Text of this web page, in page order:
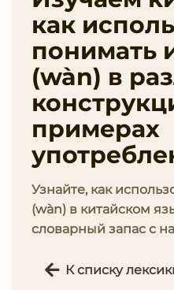
как
понимать
(wàn) в
примерах
Узнайте, как
(wàn) в китайском
словарный запас с
К списку